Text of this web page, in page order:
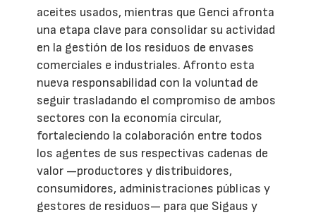
aceites usados, mientras que Genci afronta
una etapa clave para consolidar su actividad
en la gestión de los residuos de envases
comerciales e industriales. Afronto esta
nueva responsabilidad con la voluntad de
seguir trasladando el compromiso de ambos
sectores con la economía circular,
fortaleciendo la colaboración entre todos
los agentes de sus respectivas cadenas de
valor —productores y distribuidores,
consumidores, administraciones públicas y
gestores de residuos— para que Sigaus y